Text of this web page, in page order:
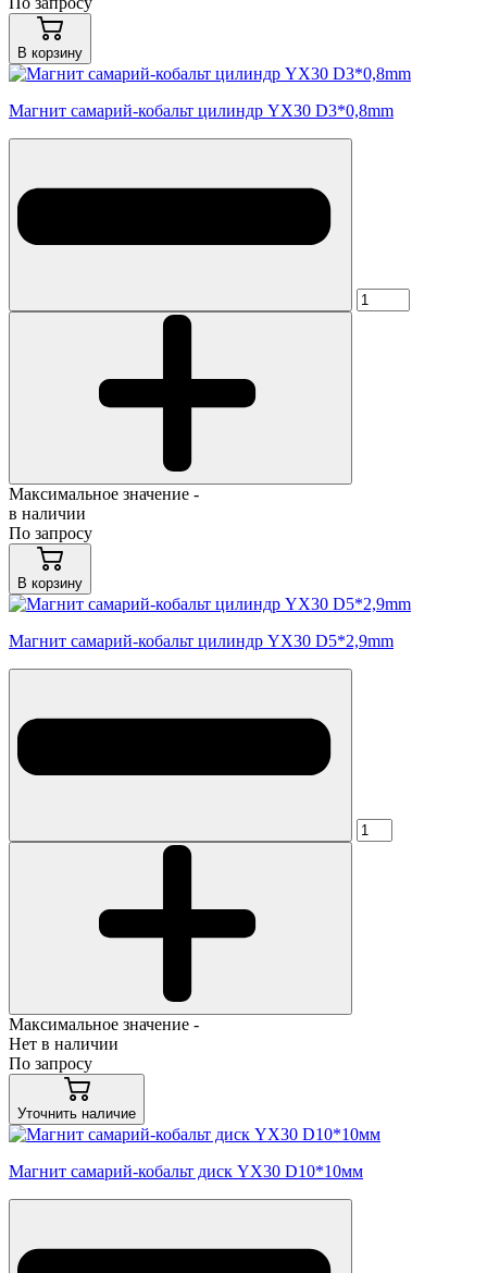
В корзину
Магнит самарий-кобальт цилиндр YX30 D3*0,8mm
Максимальное значение -
в наличии
По запросу
В корзину
Магнит самарий-кобальт цилиндр YX30 D5*2,9mm
Максимальное значение -
Нет в наличии
По запросу
Уточнить наличие
Магнит самарий-кобальт диск YX30 D10*10мм